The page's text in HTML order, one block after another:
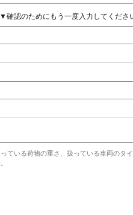
▼確認のためにもう一度入力してくださ